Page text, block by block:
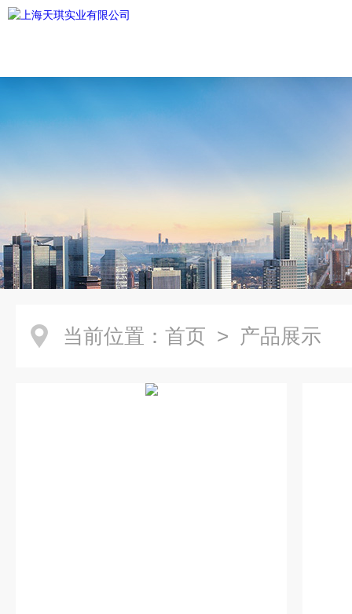
当前位置： 首页 > 产品展示